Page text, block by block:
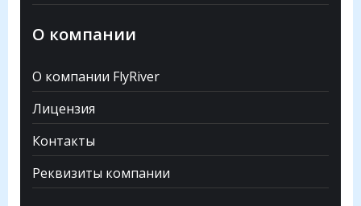
О компании
О компании FlyRiver
Лицензия
Контакты
Реквизиты компании